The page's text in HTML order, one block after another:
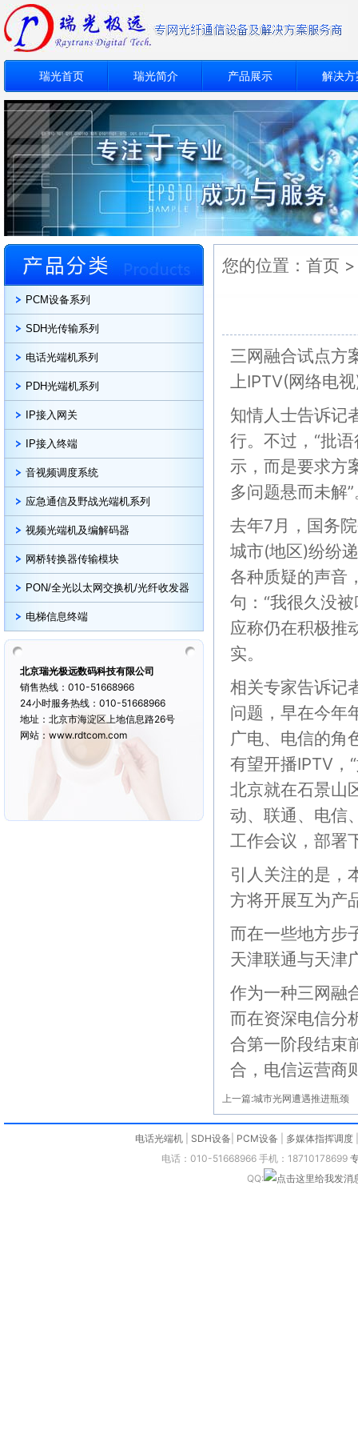
瑞光首页 瑞光简介 产品展示 解决方
PCM设备系列
SDH光传输系列
电话光端机系列
PDH光端机系列
IP接入网关
IP接入终端
音视频调度系统
应急通信及野战光端机系列
视频光端机及编解码器
网桥转换器传输模块
PON/全光以太网交换机/光纤收发器
电梯信息终端
北京瑞光极远数码科技有限公司
销售热线：010-51668966
24小时服务热线：010-51668966
地址：北京市海淀区上地信息路26号
网站：www.rdtcom.com
您的位置： 首页
三网融合试点方
上IPTV(网络电
知情人士告诉记
行。不过，“批
示，而是要求方
多问题悬而未解
去年7月，国务
城市(地区)纷纷
各种质疑的声音
句：“我很久没
应称仍在积极推
实。
相关专家告诉记
问题，早在今年
广电、电信的角
有望开播IPTV，
北京就在石景山
动、联通、电信
工作会议，部署
引人关注的是，
方将开展互为产
而在一些地方步
天津联通与天津
作为一种三网融
而在资深电信分
合第一阶段结束
合，电信运营商
上一篇:城市光网遭遇推进瓶颈
电话光端机 SDH设备 PCM设备 多媒体指挥调度
电话：010-51668966 手机：18710178699
QQ: